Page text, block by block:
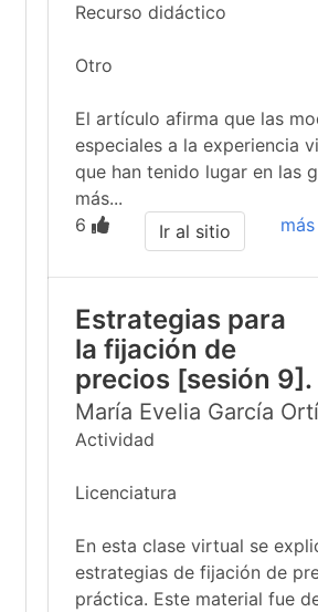
Recurso didáctico
Otro
El artículo afirma que las
especiales a la experiencia
que han tenido lugar en las
más...
6
Ir al sitio
Estrategias para
la fijación de
precios [sesión 9].
María Evelia García
Actividad
Licenciatura
En esta clase virtual se
estrategias de fijación de
práctica. Este material fue